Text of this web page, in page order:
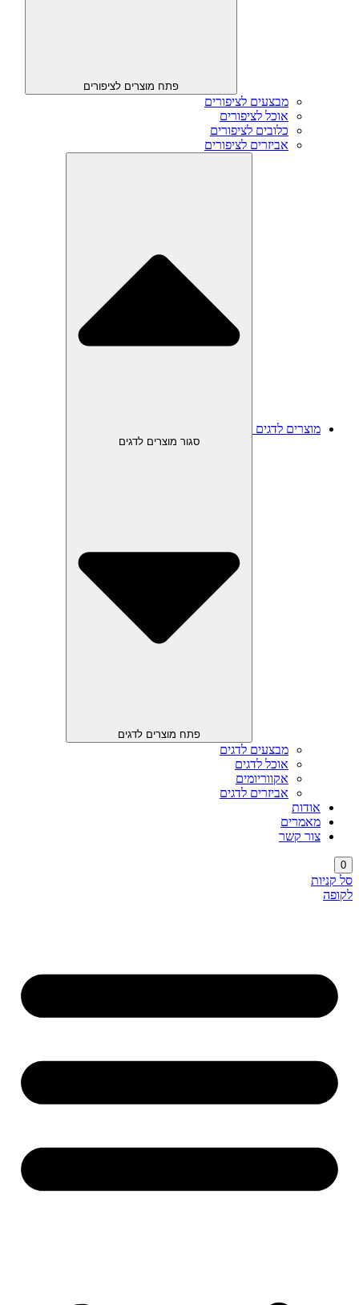
פתח מוצרים לציפורים
מבצעים לציפורים
אוכל לציפורים
כלובים לציפורים
אביזרים לציפורים
מוצרים לדגים
סגור מוצרים לדגים
פתח מוצרים לדגים
מבצעים לדגים
אוכל לדגים
אקווריומים
אביזרים לדגים
אודות
מאמרים
צור קשר
0
סל קניות
לקופה